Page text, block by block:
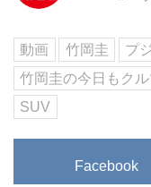
動画 竹岡圭 プ
竹岡圭の今日もクル
SUV
Facebook